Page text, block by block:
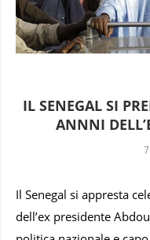
IL SENEGAL SI
ANNNI
Il Senegal si appresta
dell’ex presidente